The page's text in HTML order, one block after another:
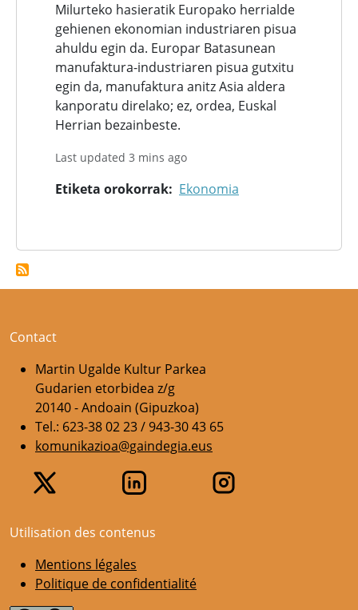
Milurteko hasieratik Europako herrialde
gehienen ekonomian industriaren pisua
ahuldu egin da. Europar Batasunean
manufaktura-industriaren pisua gutxitu
egin da, manufaktura anitz Asia aldera
kanporatu direlako; ez, ordea, Euskal
Herrian bezainbeste.
Last updated 3 mins ago
Etiketa orokorrak Ekonomia
Contact
Martin Ugalde Kultur Parkea
Gudarien etorbidea z/g
20140 - Andoain (Gipuzkoa)
Tel.: 623-38 02 23 / 943-30 43 65
komunikazioa@gaindegia.eus
Utilisation des contenus
Mentions légales
Politique de confidentialité